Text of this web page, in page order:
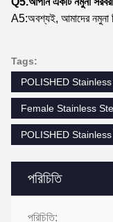
পরিচিতি
পরিচিতি:
A5:অবশ্যই, আমাদের নমুনা
Tags:
POLISHED
Female Stainless
POLISHED